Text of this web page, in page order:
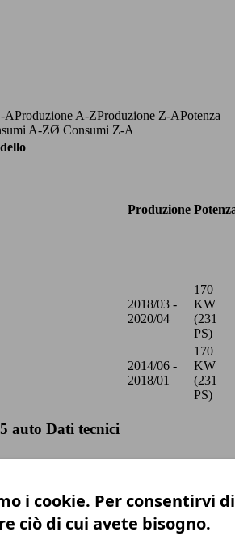
AProduzione A-ZProduzione Z-APotenza
A-ZØ Consumi Z-A
Produzione
2018/03 -
2020/04
170
KW
(231
PS)
2014/06 -
2018/01
170
KW
(231
PS)
auto Dati tecnici
i cookie. Per consentirvi di
ciò di cui avete bisogno.